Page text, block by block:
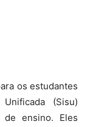
os estudantes
(Sisu)
de ensino. Eles